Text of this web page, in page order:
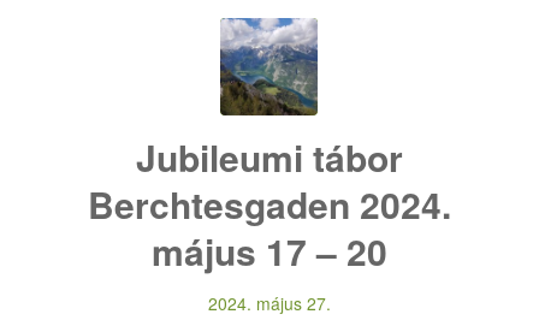
Jubileumi tábor
Berchtesgaden 2024.
május 17 – 20
2024. május 27.